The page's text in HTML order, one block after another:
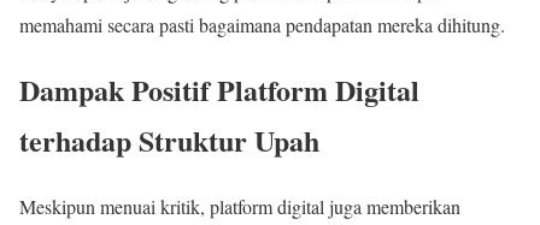
memahami secara pasti bagaimana pendapatan mereka dihitung.
Dampak Positif Platform Digital
terhadap Struktur Upah
Meskipun menuai kritik, platform digital juga memberikan